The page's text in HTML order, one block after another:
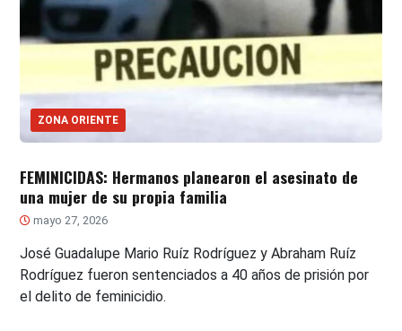
ZONA ORIENTE
FEMINICIDAS: Hermanos planearon el asesinato de
una mujer de su propia familia
mayo 27, 2026
José Guadalupe Mario Ruíz Rodríguez y Abraham Ruíz
Rodríguez fueron sentenciados a 40 años de prisión por
el delito de feminicidio.